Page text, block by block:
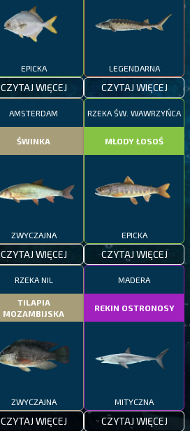
EPICKA
CZYTAJ WIĘCEJ
LEGENDARNA
CZYTAJ WIĘCEJ
AMSTERDAM
ŚWINKA
ZWYCZAJNA
CZYTAJ WIĘCEJ
RZEKA ŚW. WAWRZYŃCA
MŁODY ŁOSOŚ
EPICKA
CZYTAJ WIĘCEJ
RZEKA NIL
TILAPIA
MOZAMBIJSKA
ZWYCZAJNA
CZYTAJ WIĘCEJ
MADERA
REKIN OSTRONOSY
MITYCZNA
CZYTAJ WIĘCEJ